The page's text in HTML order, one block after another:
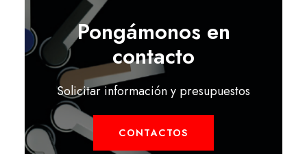
Pongámonos en
contacto
Solicitar información y presupuestos
CONTACTOS